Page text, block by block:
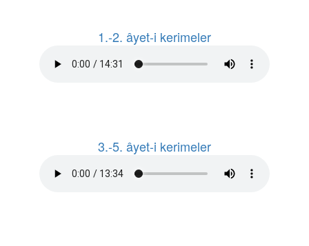
1.-2. âyet-i kerimeler
3.-5. âyet-i kerimeler